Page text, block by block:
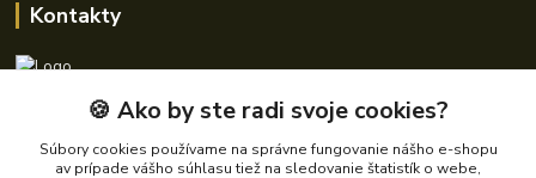
Kontakty
+421 940 621 185
🍪 Ako by ste radi svoje cookies?
Súbory cookies používame na správne fungovanie nášho e-shopu
av prípade vášho súhlasu tiež na sledovanie štatistík o webe,